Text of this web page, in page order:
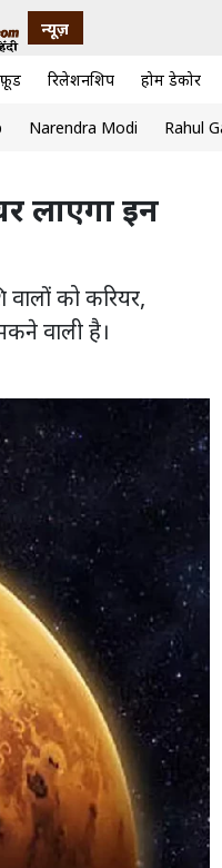
न्यूज़
फ़ूड रिलेशनशिप होम डेकोर
Narendra Modi Rahul
लाएगा इन
को करियर,
वाली है।